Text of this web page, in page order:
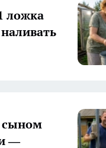
ложка
сыном
—